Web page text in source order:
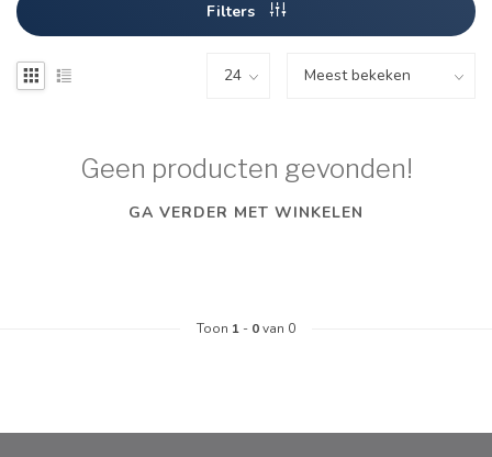
Filters
Geen producten gevonden!
GA VERDER MET WINKELEN
Toon 1 - 0van 0